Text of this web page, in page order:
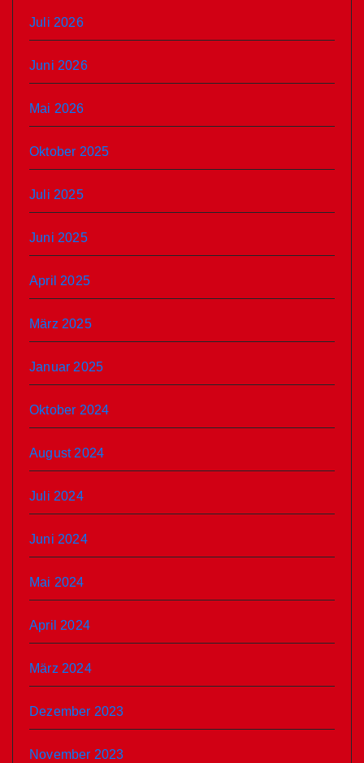
Juli 2026
Juni 2026
Mai 2026
Oktober 2025
Juli 2025
Juni 2025
April 2025
März 2025
Januar 2025
Oktober 2024
August 2024
Juli 2024
Juni 2024
Mai 2024
April 2024
März 2024
Dezember 2023
November 2023